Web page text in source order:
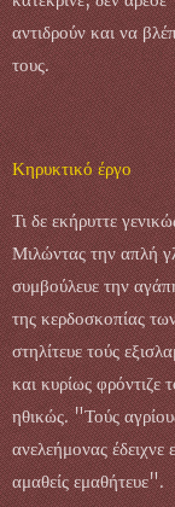
αντιδρούν και να
τους.
Κηρυκτικό έργο
Τι δε εκήρυττε
Μιλώντας την απλή
συμβούλευε την
της κερδοσκοπίας
στηλίτευε τούς
και κυρίως φρόντιζε
ηθικώς. "Τούς
ανελεήμονας έδειχνε
αμαθείς εμαθήτευε".